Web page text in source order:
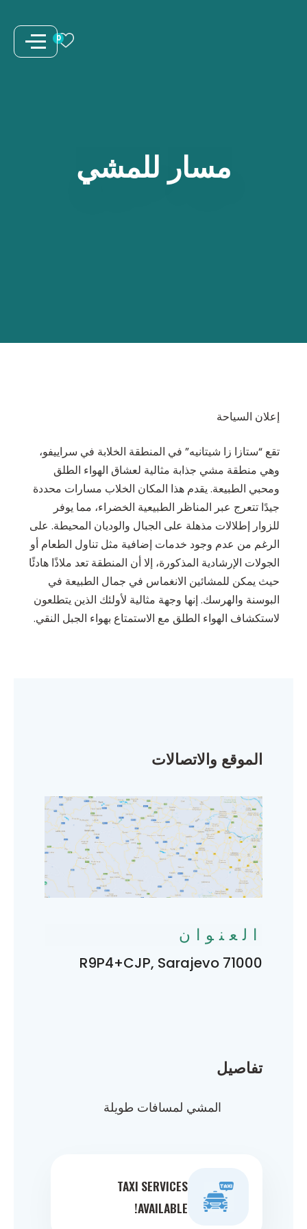
0
مسار للمشي
إعلان السياحة
تقع “ستازا زا شيتانيه” في المنطقة الخلابة في سراييفو،
وهي منطقة مشي جذابة مثالية لعشاق الهواء الطلق
ومحبي الطبيعة. يقدم هذا المكان الخلاب مسارات محددة
جيدًا تتعرج عبر المناظر الطبيعية الخضراء، مما يوفر
للزوار إطلالات مذهلة على الجبال والوديان المحيطة. على
الرغم من عدم وجود خدمات إضافية مثل تناول الطعام أو
الجولات الإرشادية المذكورة، إلا أن المنطقة تعد ملاذًا هادئًا
حيث يمكن للمشائين الانغماس في جمال الطبيعة في
البوسنة والهرسك. إنها وجهة مثالية لأولئك الذين يتطلعون
لاستكشاف الهواء الطلق مع الاستمتاع بهواء الجبل النقي.
تفاصيل
المشي لمسافات طويلة
TAXI SERVICES
AVAILABLE!
الموقع والاتصالات
العنوان
R9P4+CJP, Sarajevo 71000